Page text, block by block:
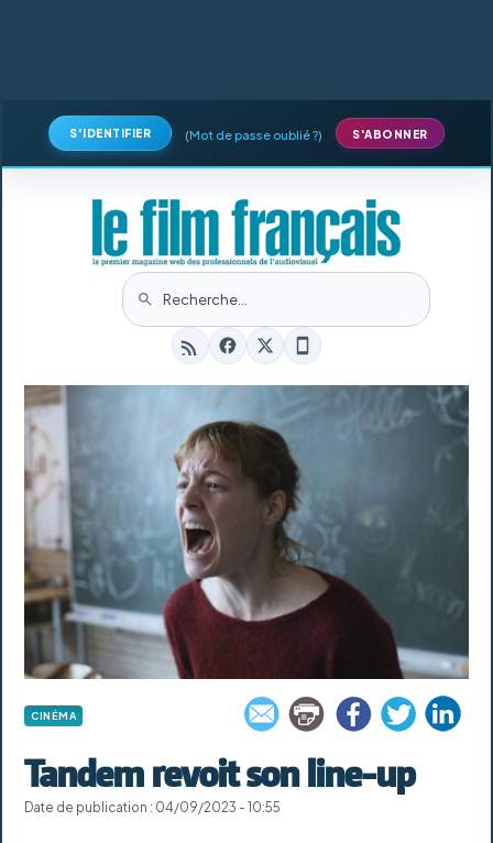
S'IDENTIFIER (Mot de passe oublié ?) S'ABONNER
CINÉMA
Tandem revoit son line-up
Date de publication : 04/09/2023 - 10:55